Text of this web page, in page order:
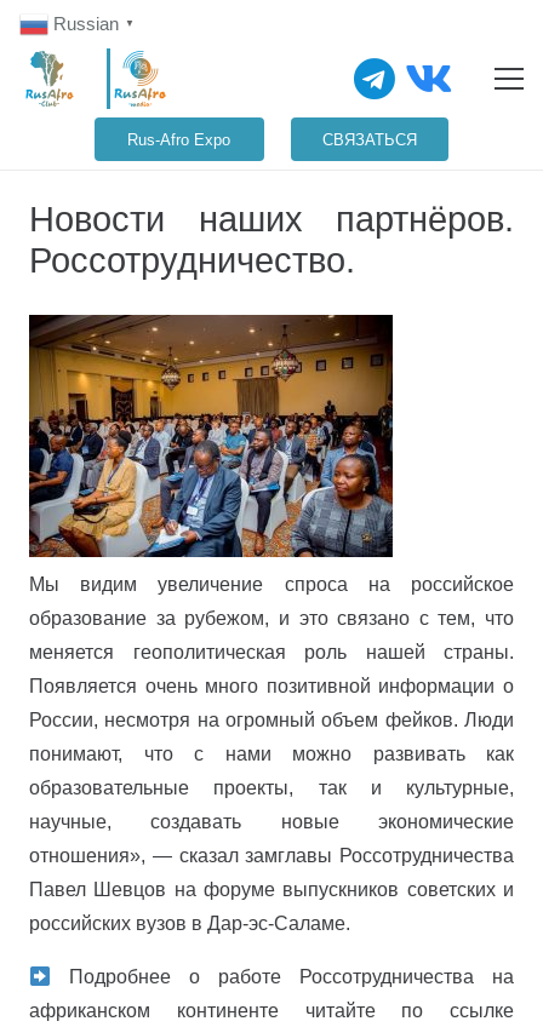
Russian ▼
Rus-Afro Expo СВЯЗАТЬСЯ
Новости наших партнёров.
Россотрудничество.
Мы видим увеличение спроса на российское
образование за рубежом, и это связано с тем, что
меняется геополитическая роль нашей страны.
Появляется очень много позитивной информации о
России, несмотря на огромный объем фейков. Люди
понимают, что с нами можно развивать как
образовательные проекты, так и культурные,
научные, создавать новые экономические
отношения», — сказал замглавы Россотрудничества
Павел Шевцов на форуме выпускников советских и
российских вузов в Дар-эс-Саламе.
Подробнее о работе Россотрудничества на
африканском континенте читайте по ссылке